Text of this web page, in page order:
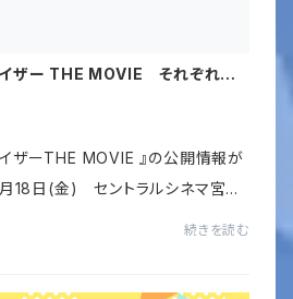
イザー THE MOVIE それぞれの
ザーTHE MOVIE 』の公開情報が
月18日(金) セントラルシネマ宮
続きを読む